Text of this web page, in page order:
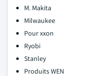
M. Makita
Milwaukee
Pour xxon
Ryobi
Stanley
Produits WEN